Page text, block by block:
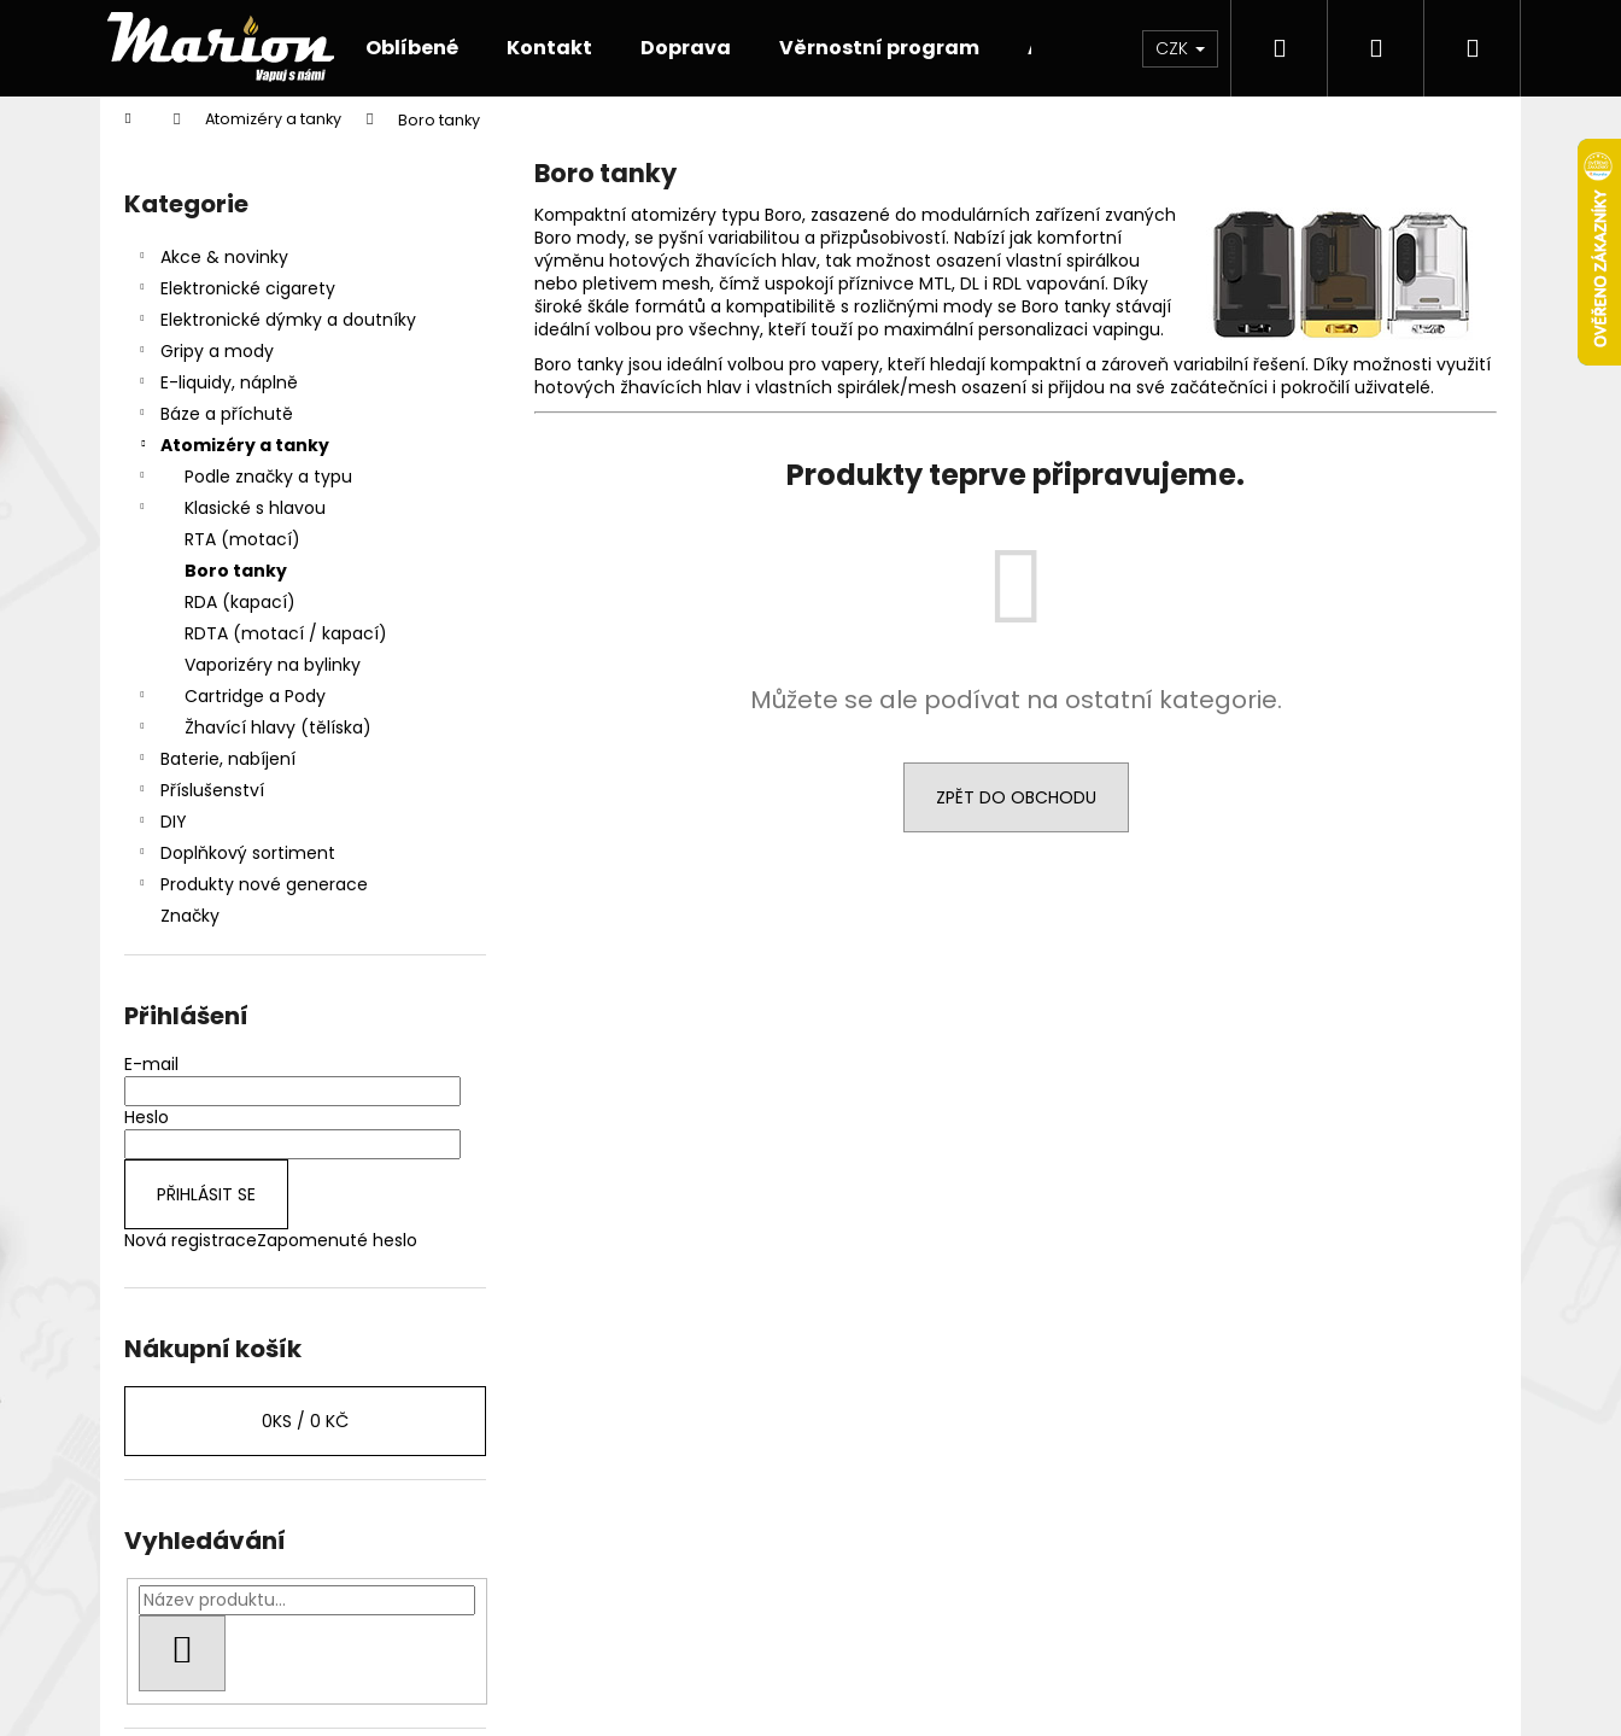
Oblíbené Kontakt Doprava Věrnostní program Akce & novinky Elektronické cigarety
CZK Přihlášení
Domů Atomizéry a tanky Boro tanky
Přeskočit
kategorie
Kategorie
Akce & novinky
Elektronické cigarety
Elektronické dýmky a doutníky
Gripy a mody
E-liquidy, náplně
Báze a příchutě
Atomizéry a tanky
Podle značky a typu
Klasické s hlavou
RTA (motací)
Boro tanky
RDA (kapací)
RDTA (motací / kapací)
Vaporizéry na bylinky
Cartridge a Pody
Žhavící hlavy (tělíska)
Baterie, nabíjení
Příslušenství
DIY
Doplňkový sortiment
Produkty nové generace
Značky
Přihlášení
E-mail
Heslo
PŘIHLÁSIT SE
Nová registraceZapomenuté heslo
Nákupní košík
0KS / 0 KČ
Vyhledávání
Boro tanky
Kompaktní atomizéry typu Boro, zasazené do modulárních zařízení zvaných
Boro mody, se pyšní variabilitou a přizpůsobivostí. Nabízí jak komfortní
výměnu hotových žhavících hlav, tak možnost osazení vlastní spirálkou
nebo pletivem mesh, čímž uspokojí příznivce MTL, DL i RDL vapování. Díky
široké škále formátů a kompatibilitě s rozličnými mody se Boro tanky stávají
ideální volbou pro všechny, kteří touží po maximální personalizaci vapingu.
Boro tanky jsou ideální volbou pro vapery, kteří hledají kompaktní a zároveň variabilní řešení. Díky možnosti využití
hotových žhavících hlav i vlastních spirálek/mesh osazení si přijdou na své začátečníci i pokročilí uživatelé.
Produkty teprve připravujeme.
Můžete se ale podívat na ostatní kategorie.
ZPĚT DO OBCHODU
í
Zpět
do
Zpět
do
HLEDAT
Doporučujeme
DEKANG DESERT SHIP 10ML 18MG
155 Kč
Původně: 195 Kč
BÁZE FIFTY BOOSTER IMPERIA 5X10ML
Původně:649 Kč